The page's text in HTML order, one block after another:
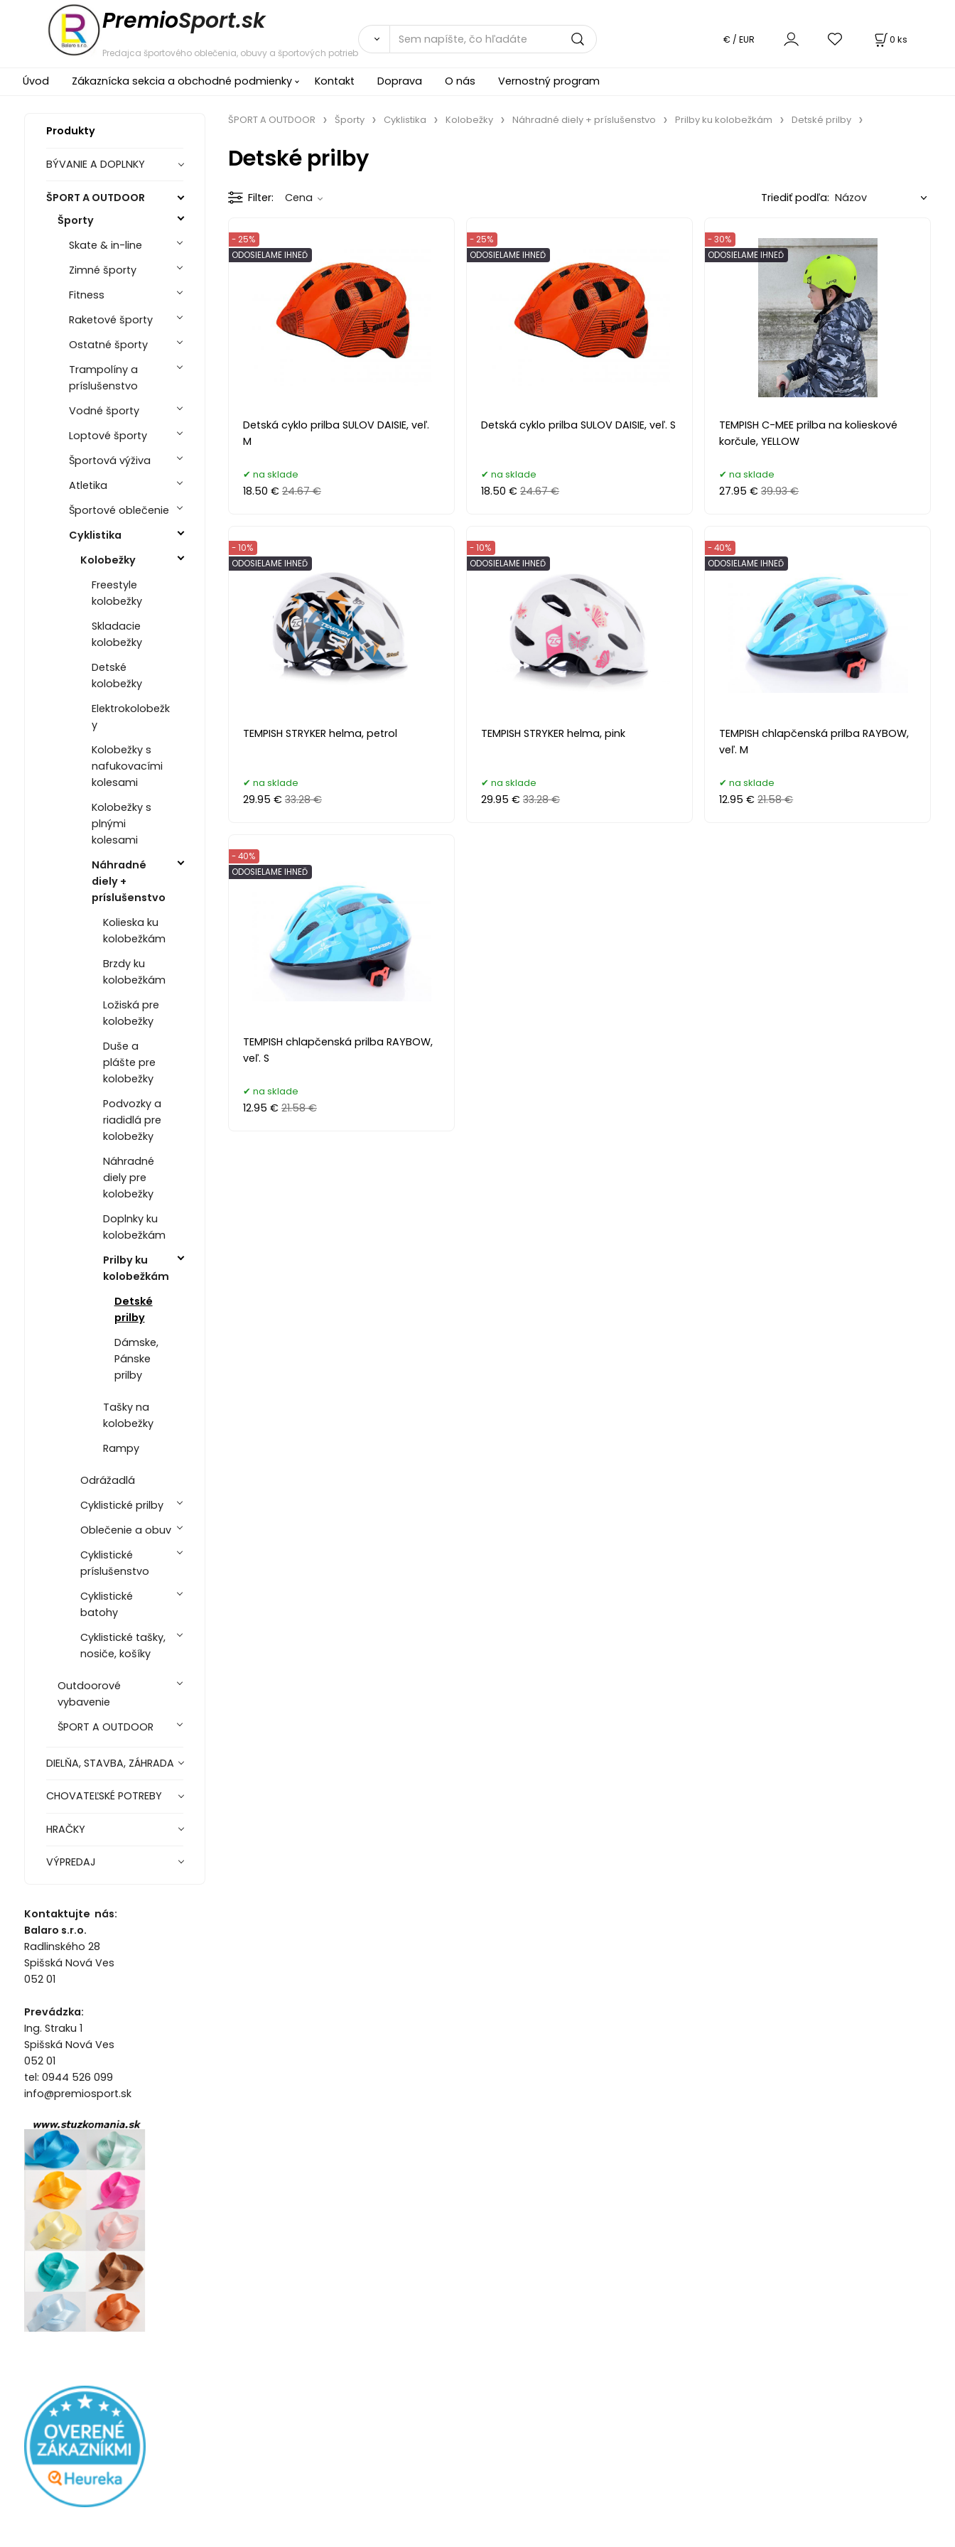
PremioSport.sk
Predajca športového oblečenia, obuvy a športových potrieb
0 ks
€ / EUR
Úvod Zákaznícka sekcia a obchodné podmienky Kontakt Doprava O nás Vernostný program
Produkty
BÝVANIE A DOPLNKY
ŠPORT A OUTDOOR
Športy
Skate & in-line
Zimné športy
Fitness
Raketové športy
Ostatné športy
Trampolíny a
príslušenstvo
Vodné športy
Loptové športy
Športová výživa
Atletika
Športové oblečenie
Cyklistika
Kolobežky
Freestyle
kolobežky
Skladacie
kolobežky
Detské
kolobežky
Elektrokolobežk
y
Kolobežky s
nafukovacími
kolesami
Kolobežky s
plnými
kolesami
Náhradné
diely +
príslušenstvo
Kolieska ku
kolobežkám
Brzdy ku
kolobežkám
Ložiská pre
kolobežky
Duše a
plášte pre
kolobežky
Podvozky a
riadidlá pre
kolobežky
Náhradné
diely pre
kolobežky
Doplnky ku
kolobežkám
Prilby ku
kolobežkám
Detské
prilby
Dámske,
Pánske
prilby
Tašky na
kolobežky
Rampy
Odrážadlá
Cyklistické prilby
Oblečenie a obuv
Cyklistické
príslušenstvo
Cyklistické
batohy
Cyklistické tašky,
nosiče, košíky
Outdoorové
vybavenie
ŠPORT A OUTDOOR
DIELŇA, STAVBA, ZÁHRADA
CHOVATEĽSKÉ POTREBY
HRAČKY
VÝPREDAJ
Kontaktujte nás:
Balaro s.r.o.
Radlinského 28
Spišská Nová Ves
052 01
Prevádzka:
Ing. Straku 1
Spišská Nová Ves
052 01
tel: 0944 526 099
info@premiosport.sk
ŠPORT A OUTDOOR Športy Cyklistika Kolobežky Náhradné diely + príslušenstvo Prilby ku kolobežkám Detské prilby
Detské prilby
Filter Cena Triediť podľa:
Detská cyklo prilba SULOV DAISIE, veľ.
M
- 25%
ODOSIELAME IHNEĎ
na sklade
18.50 € 24.67 €
Detská cyklo prilba SULOV DAISIE, veľ. S
- 25%
ODOSIELAME IHNEĎ
na sklade
18.50 € 24.67 €
TEMPISH C-MEE prilba na kolieskové
korčule, YELLOW
- 30%
ODOSIELAME IHNEĎ
na sklade
27.95 € 39.93 €
TEMPISH STRYKER helma, petrol
- 10%
ODOSIELAME IHNEĎ
na sklade
29.95 € 33.28 €
TEMPISH STRYKER helma, pink
- 10%
ODOSIELAME IHNEĎ
na sklade
29.95 € 33.28 €
TEMPISH chlapčenská prilba RAYBOW,
veľ. M
- 40%
ODOSIELAME IHNEĎ
na sklade
12.95 € 21.58 €
TEMPISH chlapčenská prilba RAYBOW,
veľ. S
- 40%
ODOSIELAME IHNEĎ
na sklade
12.95 € 21.58 €